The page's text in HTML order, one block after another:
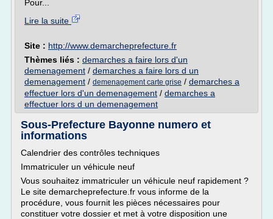
Pour...
Lire la suite
Site : http://www.demarcheprefecture.fr
Thèmes liés : demarches a faire lors d'un
demenagement / demarches a faire lors d un
demenagement / demenagement carte grise / demarches a
effectuer lors d'un demenagement / demarches a
effectuer lors d un demenagement
Sous-Prefecture Bayonne numero et
informations
Calendrier des contrôles techniques
Immatriculer un véhicule neuf
Vous souhaitez immatriculer un véhicule neuf rapidement ?
Le site demarcheprefecture.fr vous informe de la
procédure, vous fournit les pièces nécessaires pour
constituer votre dossier et met à votre disposition une